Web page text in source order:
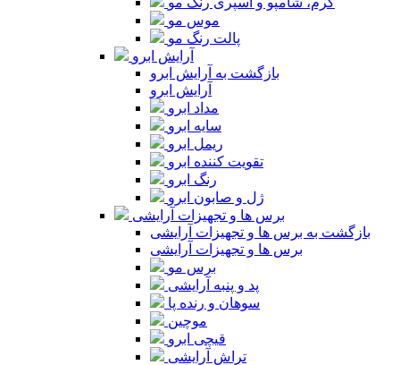
موس مو
پالت رنگ مو
آرایش ابرو
بازگشت به آرایش ابرو
آرایش ابرو
مداد ابرو
سایه ابرو
ریمل ابرو
تقویت کننده ابرو
رنگ ابرو
ژل و صابون ابرو
برس ها و تجهیزات آرایشی
بازگشت به برس ها و تجهیزات آرایشی
برس ها و تجهیزات آرایشی
برس مو
پد و پنبه آرایشی
سوهان و رنده پا
موچین
قیچی ابرو
تراش آرایشی